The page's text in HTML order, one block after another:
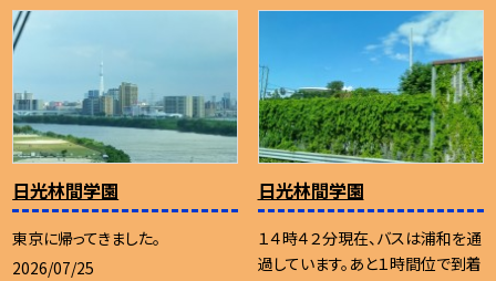
日光林間学園
東京に帰ってきました。
2026/07/25
日光林間学園
１４時４２分現在、バスは浦和を通
過しています。あと１時間位で到着